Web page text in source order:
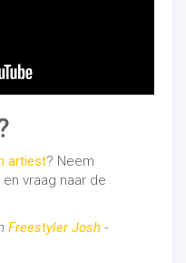
artiest? Neem
vraag naar de
Freestyler Josh -